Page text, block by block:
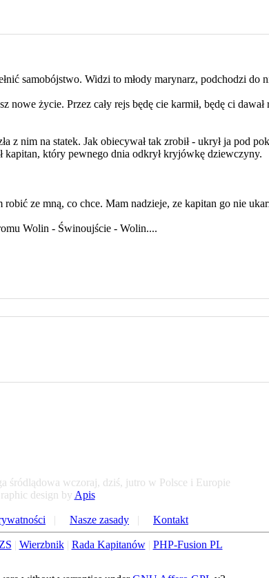
samobójstwo. Widzi to młody marynarz, podchodzi do
życie. Przez cały rejs będę cie karmił, będę ci
z nim na statek. Jak obiecywał tak zrobił - ukrył ja pod
kapitan, który pewnego dnia odkrył kryjówkę dziewczyny.
ze mną, co chce. Mam nadzieje, ze kapitan go nie
Wolin - Świnoujście - Wolin....
śródlądowa wczoraj, dziś, jutro w Polsce i Europie
design by Apis
| Nasze zasady | Kontakt
| Wierzbnik| Rada Kapitanów| PHP-Fusion PL